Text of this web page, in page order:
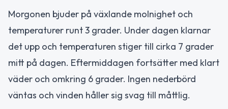
Morgonen bjuder på växlande molnighet och
temperaturer runt 3 grader. Under dagen klarnar
det upp och temperaturen stiger till cirka 7 grader
mitt på dagen. Eftermiddagen fortsätter med klart
väder och omkring 6 grader. Ingen nederbörd
väntas och vinden håller sig svag till måttlig.